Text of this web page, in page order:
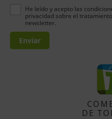
He leído y acepto las
privacidad sobre el
newsletter.
Enviar
DE